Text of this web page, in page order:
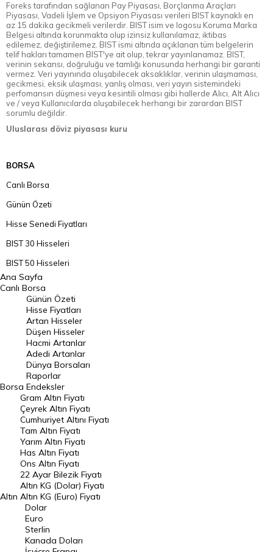
Foreks tarafından sağlanan Pay Piyasası, Borçlanma Araçları
Piyasası, Vadeli İşlem ve Opsiyon Piyasası verileri BIST kaynaklı en
az 15 dakika gecikmeli verilerdir. BIST isim ve logosu Koruma Marka
Belgesi altında korunmakta olup izinsiz kullanılamaz, iktibas
edilemez, değiştirilemez. BIST ismi altında açıklanan tüm belgelerin
telif hakları tamamen BIST'ye ait olup, tekrar yayınlanamaz. BIST,
verinin sekansı, doğruluğu ve tamlığı konusunda herhangi bir garanti
vermez. Veri yayınında oluşabilecek aksaklıklar, verinin ulaşmaması,
gecikmesi, eksik ulaşması, yanlış olması, veri yayın sistemindeki
perfomansın düşmesi veya kesintili olması gibi hallerde Alıcı, Alt Alıcı
ve / veya Kullanıcılarda oluşabilecek herhangi bir zarardan BIST
sorumlu değildir.
Uluslarası döviz piyasası kuru
BORSA
Canlı Borsa
Günün Özeti
Hisse Senedi Fiyatları
BIST 30 Hisseleri
BIST 50 Hisseleri
BIST 100 Hisseleri
En Çok Artan Hisseler
En Çok Düşen Hisseler
Hacmi Artanlar
Geçmiş Kapanışlar
Dünya Borsaları
Raporlar
Endeksler
DÖVİZ
Döviz Kuru
Dolar Kuru
Euro Kuru
Pound Kuru
Frank Kuru
Ana Sayfa
Canlı Borsa
Borsa
Günün Özeti
Hisse Fiyatları
Artan Hisseler
Düşen Hisseler
Hacmi Artanlar
Adedi Artanlar
Dünya Borsaları
Raporlar
Endeksler
Altın
Gram Altın Fiyatı
Çeyrek Altın Fiyatı
Cumhuriyet Altını Fiyatı
Tam Altın Fiyatı
Yarım Altın Fiyatı
Has Altın Fiyatı
Ons Altın Fiyatı
22 Ayar Bilezik Fiyatı
Altın KG (Dolar) Fiyatı
Altın KG (Euro) Fiyatı
Dolar
Euro
Sterlin
Kanada Doları